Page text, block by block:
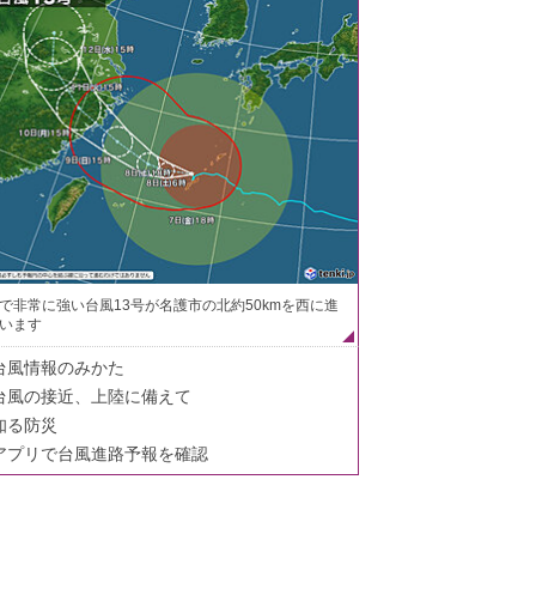
非常に強い台風13号が名護市の北約50kmを西に進
ます
風情報のみかた
風の接近、上陸に備えて
る防災
プリで台風進路予報を確認